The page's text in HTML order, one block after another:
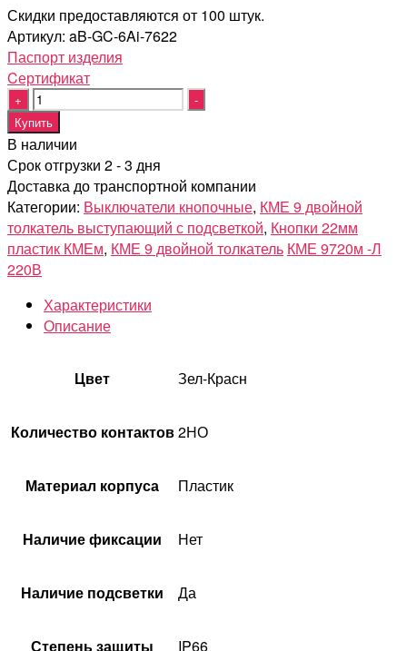
Скидки предоставляются от 100 штук.
Артикул: aB-GC-6Ai-7622
Паспорт изделия
Cертификат
Quantity
Купить
В наличии
Срок отгрузки 2 - 3 дня
Доставка до транспортной компании
Категории: Выключатели кнопочные, КМЕ 9 двойной
толкатель выступающий с подсветкой, Кнопки 22мм
пластик КМЕм, КМЕ 9 двойной толкатель КМЕ 9720м -Л
220В
Характеристики
Описание
Цвет Зел-Красн
Количество контактов2НО
Материал корпуса Пластик
Наличие фиксации Нет
Наличие подсветки Да
Степень защиты IP66